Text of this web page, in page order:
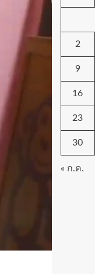
2
9
16
23
30
« ก.ค.